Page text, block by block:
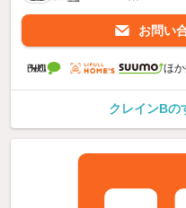
お問い
ほ
クレインBの